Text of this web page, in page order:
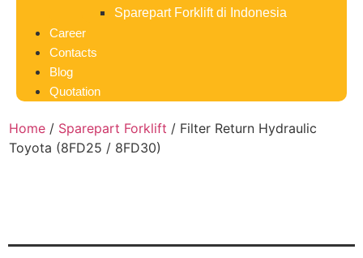
Sparepart Forklift di Indonesia
Career
Contacts
Blog
Quotation
Home / Sparepart Forklift / Filter Return Hydraulic
Toyota (8FD25 / 8FD30)